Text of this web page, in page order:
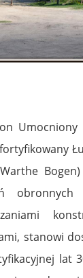
Umocniony
stanowi
lat